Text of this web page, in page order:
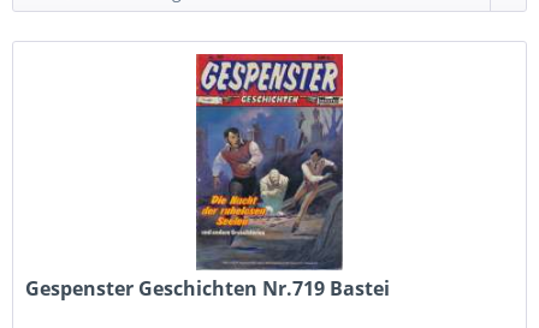
Gespenster Geschichten Nr.719 Bastei